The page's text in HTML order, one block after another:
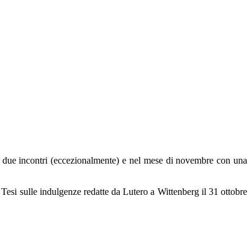
incontri (eccezionalmente) e nel mese di novembre con una
sulle indulgenze redatte da Lutero a Wittenberg il 31 ottobre